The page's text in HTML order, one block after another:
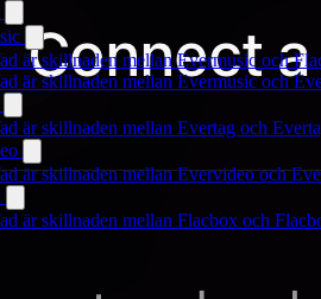
är skillnaden mellan Evermusic och
är skillnaden mellan Evermusic och
är skillnaden mellan Evertag och
är skillnaden mellan Evervideo och
är skillnaden mellan Flacbox och